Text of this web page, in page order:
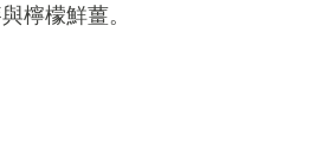
檸檬鮮薑。